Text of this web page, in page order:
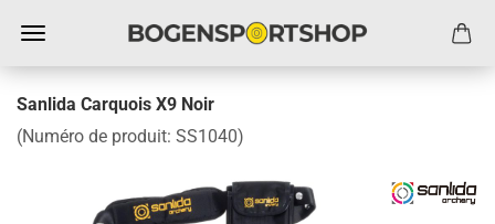
Sanlida Carquois X9 Noir
(Numéro de produit: SS1040)